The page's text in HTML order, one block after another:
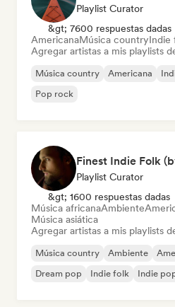
Playlist Curator
&gt; 7600 respuestas dadas
AmericanaMúsica countryIndie
Agregar artistas a mis playlists
Música country Americana
Pop rock
Finest Indie Folk
Playlist Curator
&gt; 1600 respuestas dadas
Música africanaAmbiente
Música asiática
Agregar artistas a mis playlists
Música country Ambiente
Dream pop
Indie folk Indie